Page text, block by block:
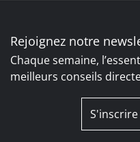
Rejoignez notre
Chaque semaine,
meilleurs conseils